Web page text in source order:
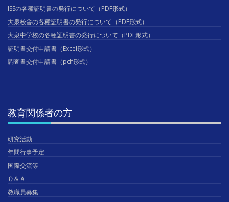
ISSの各種証明書の発行について（PDF形式）
大泉校舎の各種証明書の発行について（PDF形式）
大泉中学校の各種証明書の発行について（PDF形式）
証明書交付申請書（Excel形式）
調査書交付申請書（pdf形式）
教育関係者の方
研究活動
年間行事予定
国際交流等
Ｑ＆Ａ
教職員募集